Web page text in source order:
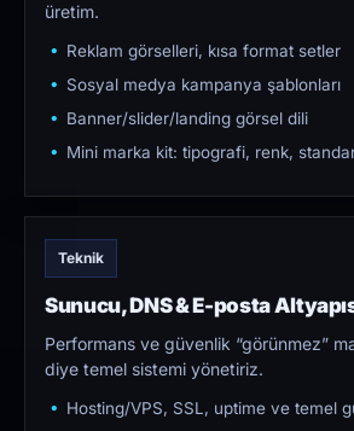
üretim.
Reklam görselleri, kısa format setler
Sosyal medya kampanya şablonları
Banner/slider/landing görsel dili
Mini marka kit: tipografi, renk,
Teknik
Sunucu, DNS & E-posta
Performans ve güvenlik “görünmez”
diye temel sistemi yönetiriz.
Hosting/VPS, SSL, uptime ve temel